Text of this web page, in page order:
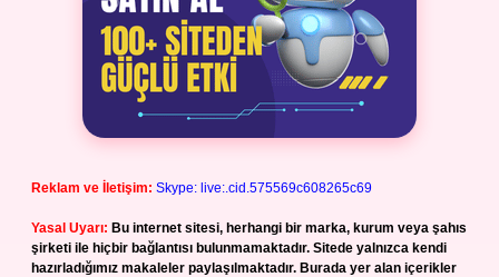
Reklam ve İletişim: Skype: live:.cid.575569c608265c69
Yasal Uyarı: Bu internet sitesi, herhangi bir marka, kurum veya şahıs
şirketi ile hiçbir bağlantısı bulunmamaktadır. Sitede yalnızca kendi
hazırladığımız makaleler paylaşılmaktadır. Burada yer alan içerikler